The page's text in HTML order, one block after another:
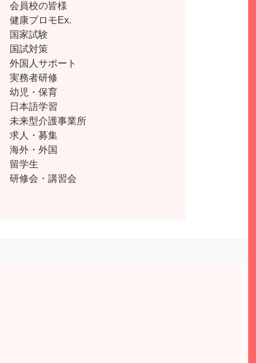
会員校の皆様
健康プロモEx.
国家試験
国試対策
外国人サポート
実務者研修
幼児・保育
日本語学習
未来型介護事業所
求人・募集
海外・外国
留学生
研修会・講習会